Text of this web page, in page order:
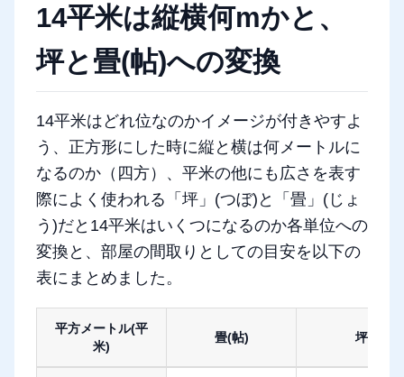
14平米は縦横何mかと、
坪と畳(帖)への変換
14平米はどれ位なのかイメージが付きやすよ
う、正方形にした時に縦と横は何メートルに
なるのか（四方）、平米の他にも広さを表す
際によく使われる「坪」(つぼ)と「畳」(じょ
う)だと14平米はいくつになるのか各単位への
変換と、部屋の間取りとしての目安を以下の
表にまとめました。
平方メートル(平
米)
畳(帖) 坪